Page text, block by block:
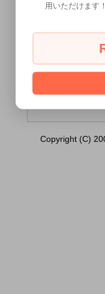
友達とのセ
あな
Copyright (C)
用いただけます